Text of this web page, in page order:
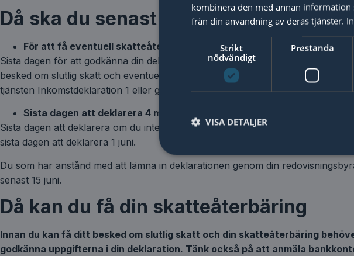
Då ska du senast ha deklarerat
För att få eventuell skatteåterbäring i april då ska du ha deklarera
Sista dagen för att godkänna din deklaration, utan att ändra eller lägga till
besked om slutlig skatt och eventuell skatteåterbäring i april, är 31 mars. Du
tjänsten Inkomstdeklaration 1 eller genom att sms:a eller ringa.
Sista dagen att deklarera 4 maj
Sista dagen att deklarera om du inte har anstånd med att lämna in
sista dagen att deklarera 1 juni.
Du som har anstånd med att lämna in deklarationen genom din
senast 15 juni.
Då kan du få din skatteåterbäring
Innan du kan få ditt besked om slutlig skatt och din skatteåterbäring
godkänna uppgifterna i din deklaration. Tänk också på att anmäla
kombinera den med annan
från din användning av deras tjänster.
Strikt
nödvändigt
Prestanda
VISA DETALJER
Få